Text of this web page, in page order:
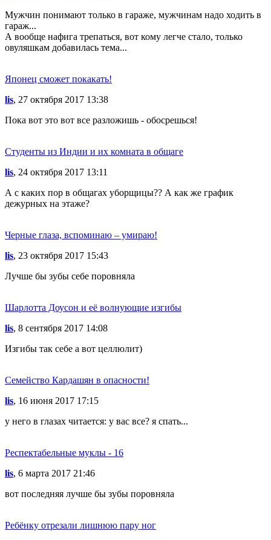
Мужчин понимают только в гараже, мужчинам надо ходить в
гараж...
А вообще нафига трепаться, вот кому легче стало, только
овуляшкам добавилась тема...
Японец сможет покакать!
lis, 27 октября 2017 13:38
Пока вот это вот все разложишь - обосрешься!
Студенты из Индии и их комната в общаге
lis, 24 октября 2017 13:11
А с каких пор в общагах уборщицы?? А как же график
дежурных на этаже?
Черные глаза, вспоминаю – умираю!
lis, 23 октября 2017 15:43
Лучше бы зубы себе поровняла
Шарлотта Доусон и её волнующие изгибы
lis, 8 сентября 2017 14:08
Изгибы так себе а вот целлюлит)
Семейство Кардашян в опасности!
lis, 16 июня 2017 17:15
у него в глазах читается: у вас все? я спать...
Респектабельные муклы - 16
lis, 6 марта 2017 21:46
вот последняя лучше бы зубы поровняла
Ребёнку отрезали лишнюю пару ног